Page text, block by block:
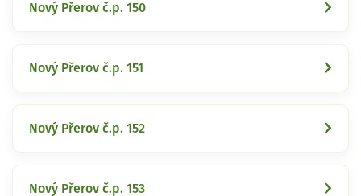
Nový Přerov č.p. 150
Nový Přerov č.p. 151
Nový Přerov č.p. 152
Nový Přerov č.p. 153